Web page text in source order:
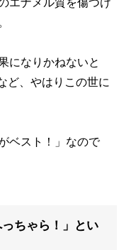
になりかねないと
ど、やはりこの世に
ベスト！」なので
ちゃら！」とい